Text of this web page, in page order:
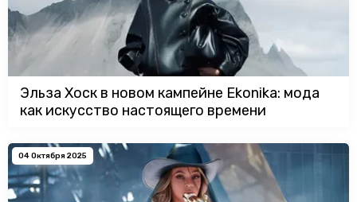
Эльза Хоск в новом кампейне Ekonika: мода
как искусство настоящего времени
04 Октября 2025